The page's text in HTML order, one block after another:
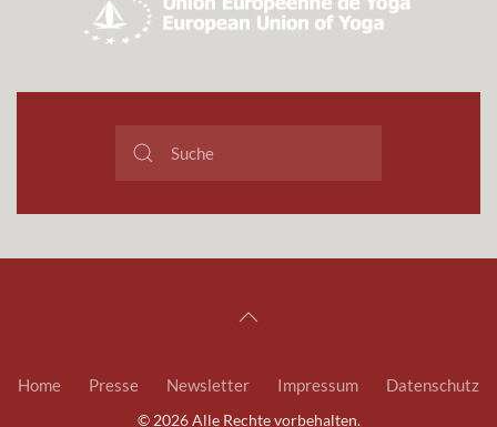
Home Presse Newsletter Impressum Datenschutz
© 2026Alle Rechte vorbehalten.